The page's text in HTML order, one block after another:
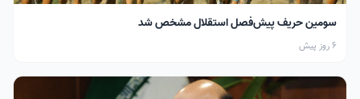
سومین حریف پیش‌فصل استقلال مشخص شد
6 روز پیش